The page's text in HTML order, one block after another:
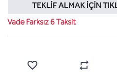
TEKLIF ALMAK İÇIN
Vade Farksız 6 Taksit